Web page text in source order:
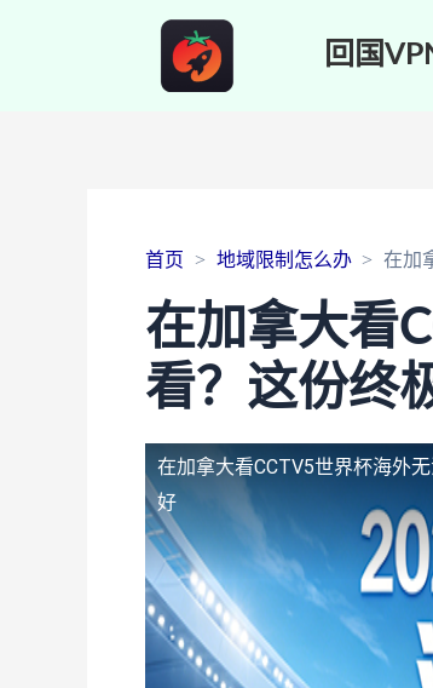
回国
首页 地域限制怎么办 在加
在加拿大看
看？这份终
在加拿大看CCTV5世界杯海外
好